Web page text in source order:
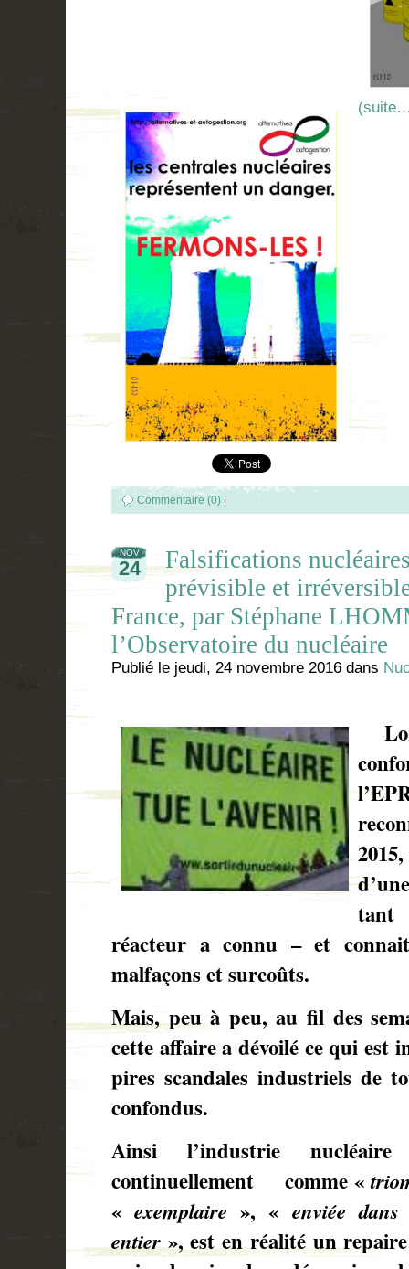
Commentaire (0) |
NOV
24
Falsifications
prévisible et
France, par Stéphane
l’Observatoire du nucléaire
Publié le jeudi, 24 novembre 2016 dans
réacteur a connu – et
malfaçons et surcoûts.
Mais, peu à peu, au fil des
cette affaire a dévoilé ce qui est
pires scandales industriels de
confondus.
Ainsi l’industrie nucléaire
continuellement comme «
«exemplaire», « enviée
entier», est en réalité un repaire